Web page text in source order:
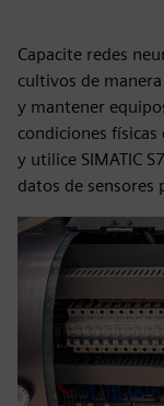
Capacite redes
cultivos de
y mantener
condiciones
y utilice SIMATIC
datos de